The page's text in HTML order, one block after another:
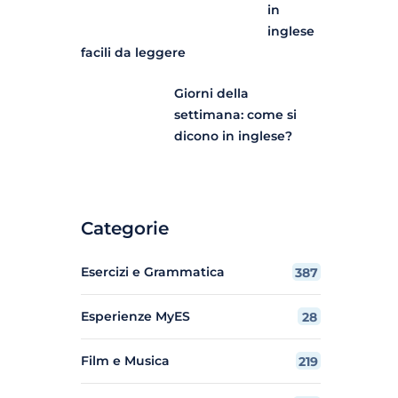
in
inglese
facili da leggere
Giorni della
settimana: come si
dicono in inglese?
Categorie
Esercizi e Grammatica 387
Esperienze MyES 28
Film e Musica 219